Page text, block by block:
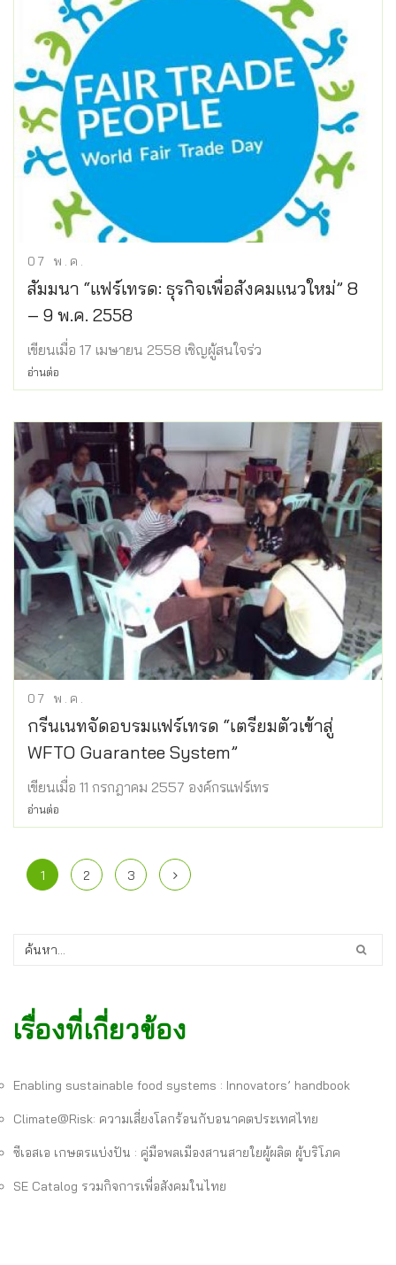
07 พ.ค.
สัมมนา “แฟร์เทรด: ธุรกิจเพื่อสังคมแนวใหม่” 8
– 9 พ.ค. 2558
เขียนเมื่อ 17 เมษายน 2558 เชิญผู้สนใจร่ว
อ่านต่อ
07 พ.ค.
กรีนเนทจัดอบรมแฟร์เทรด “เตรียมตัวเข้าสู่
WFTO Guarantee System”
เขียนเมื่อ 11 กรกฎาคม 2557 องค์กรแฟร์เทร
อ่านต่อ
1 2 3
เรื่องที่เกี่ยวข้อง
Enabling sustainable food systems : Innovators’ handbook
Climate@Risk: ความเสี่ยงโลกร้อนกับอนาคตประเทศไทย
ซีเอสเอ เกษตรแบ่งปัน : คู่มือพลเมืองสานสายใยผู้ผลิต ผู้บริโภค
SE Catalog รวมกิจการเพื่อสังคมในไทย